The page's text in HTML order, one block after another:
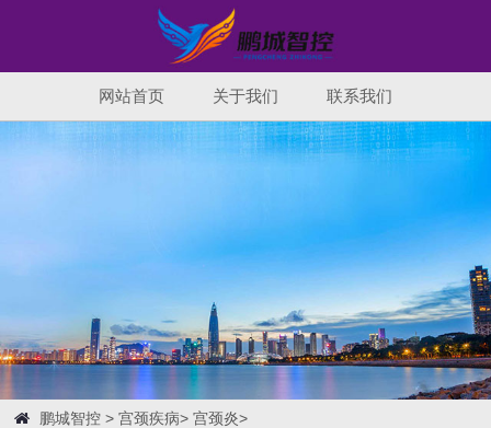
网站首页 关于我们 联系我们
鹏城智控> 宫颈疾病> 宫颈炎>